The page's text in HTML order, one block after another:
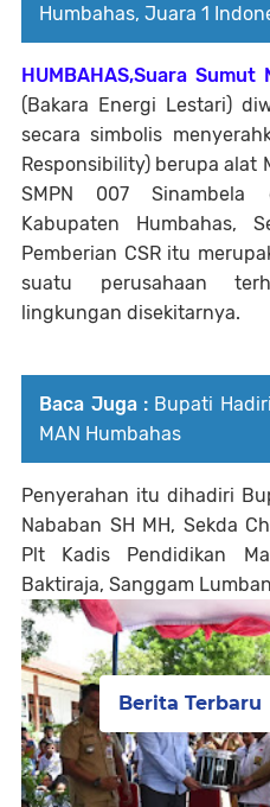
Humbahas, Juara 1
HUMBAHAS,Suara Sumut
(Bakara Energi Lestari)
secara simbolis
Responsibility) berupa alat
SMPN 007 Sinambela
Kabupaten Humbahas,
Pemberian CSR itu
suatu perusahaan
lingkungan disekitarnya.
Baca Juga : Bupati
MAN Humbahas
Penyerahan itu dihadiri
Nababan SH MH, Sekda
Plt Kadis Pendidikan
Baktiraja, Sanggam
Berita Terbaru